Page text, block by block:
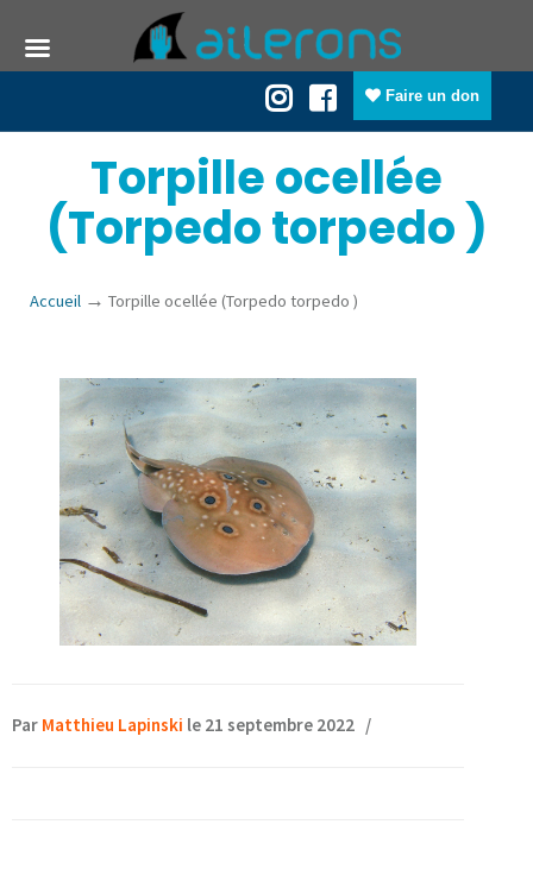
Faire un don
Torpille ocellée
(Torpedo torpedo )
Accueil → Torpille ocellée (Torpedo torpedo )
Par Matthieu Lapinski le 21 septembre 2022 /